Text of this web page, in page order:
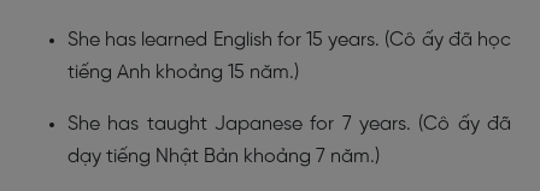
She has learned English for 15 years. (Cô ấy đã học
tiếng Anh khoảng 15 năm.)
She has taught Japanese for 7 years. (Cô ấy đã
dạy tiếng Nhật Bản khoảng 7 năm.)